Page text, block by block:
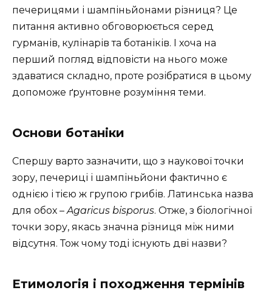
печерицями і шампіньйонами різниця? Це
питання активно обговорюється серед
гурманів, кулінарів та ботаніків. І хоча на
перший погляд відповісти на нього може
здаватися складно, проте розібратися в цьому
допоможе ґрунтовне розуміння теми.
Основи ботаніки
Спершу варто зазначити, що з наукової точки
зору, печериці і шампіньйони фактично є
однією і тією ж групою грибів. Латинська назва
для обох – Agaricus bisporus. Отже, з біологічної
точки зору, якась значна різниця між ними
відсутня. Тож чому тоді існують дві назви?
Етимологія і походження термінів